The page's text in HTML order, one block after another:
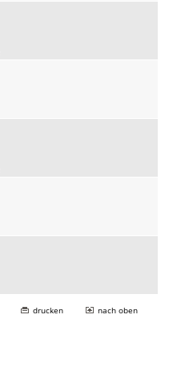
drucken nach oben